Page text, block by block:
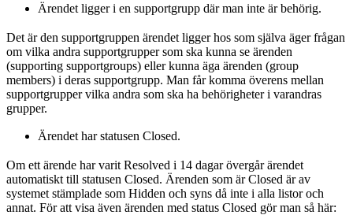
Ärendet ligger i en supportgrupp där man inte är behörig.
Det är den supportgruppen ärendet ligger hos som själva äger frågan
om vilka andra supportgrupper som ska kunna se ärenden
(supporting supportgroups) eller kunna äga ärenden (group
members) i deras supportgrupp. Man får komma överens mellan
supportgrupper vilka andra som ska ha behörigheter i varandras
grupper.
Ärendet har statusen Closed.
Om ett ärende har varit Resolved i 14 dagar övergår ärendet
automatiskt till statusen Closed. Ärenden som är Closed är av
systemet stämplade som Hidden och syns då inte i alla listor och
annat. För att visa även ärenden med status Closed gör man så här: